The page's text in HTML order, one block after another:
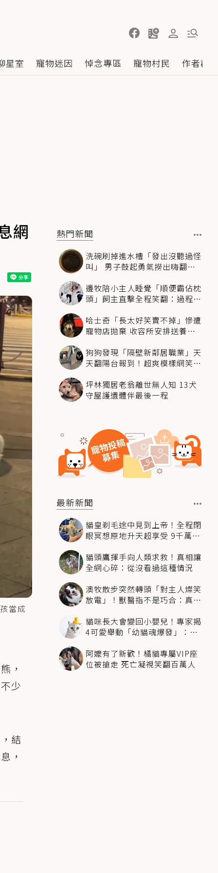
星室 寵物迷因 悼念專區 寵物村民 作者群
網
當成
，
少
結
，
熱門新聞
洗碗刷掉進水槽「發出沒聽過怪
叫」 男子鼓起勇氣撈出嗨翻：
邊牧陪小主人睡覺「順便霸佔枕
頭」飼主直擊全程笑翻：過程絲
哈士奇「長太好笑賣不掉」慘遭
寵物店拋棄 收容所安排送養活
狗狗發現「隔壁新鄰居職業」天
天翻陽台報到！超爽模樣網笑
坪林獨居老翁離世無人知 13犬
守屋護遺體伴最後一程
最新新聞
貓皇剃毛途中見到上帝！全程閉
眼冥想原地升天超享受 9千萬人
貓頭鷹揮手向人類求救！真相讓
全網心碎：從沒看過這種情況
澳牧散步突然轉頭「對主人燦笑
放電」！獸醫指不是巧合：真相
貓咪長大會變回小嬰兒！專家揭
4可愛舉動「幼貓魂爆發」：本
阿嬤有了新歡！橘貓專屬VIP座
位被搶走 死亡凝視笑翻百萬人